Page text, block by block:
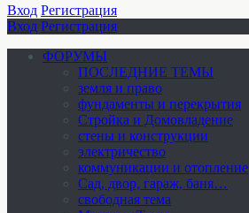
Вход Регистрация
Вход Регистрация
ФОРУМЫ
ПОСЛЕДНИЕ ТЕМЫ
земля и право
фундаменты и перекрытия
Стройка и Домовладение
стены и конструкции
электричество
коммуникации и отопление
Cад, двор, гараж, баня…
свободная тема